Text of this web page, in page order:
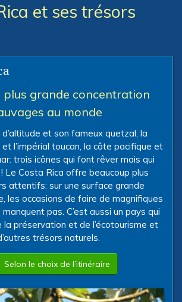
et ses trésors
plus grande concentration
au monde
et son fameux quetzal, la
l’impérial toucan, la côte pacifique et
trois icônes qui font rêver mais qui
Le Costa Rica offre beaucoup plus
attentifs: sur une surface grande
les occasions de faire de magnifiques
pas. C’est aussi un pays qui
la préservation et de l’écotourisme et
trésors naturels.
Selon le choix de l’itinéraire